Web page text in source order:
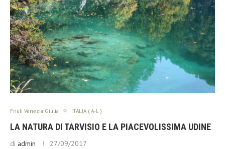
Friuli Venezia Giulia ITALIA ( A-L )
LA NATURA DI TARVISIO E LA PIACEVOLISSIMA UDINE
di admin 27/09/2017